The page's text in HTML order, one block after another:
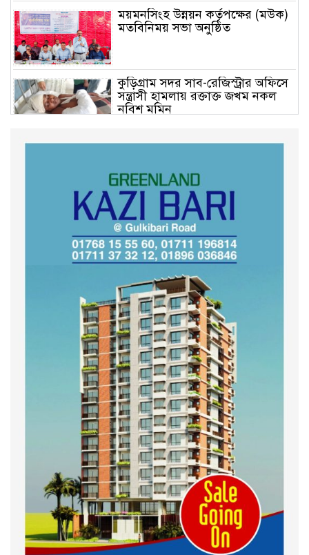
ময়মনসিংহ উন্নয়ন কর্তৃপক্ষের (মউক)
মতবিনিময় সভা অনুষ্ঠিত
কুড়িগ্রাম সদর সাব-রেজিস্ট্রার অফিসে
সন্ত্রাসী হামলায় রক্তাক্ত জখম নকল
নবিশ মমিন
অনুষ্ঠিত
কুড়িগ্রাম কৃষি বিশ্ববিদ্যালয়ের স্থায়ী
ক্যাম্পাস নির্মাণে ইউজিসির সমন্বয়
সভা অনুষ্ঠিত
শহীদদের অসম্পূর্ণ মিশন সম্পন্ন করে
তবেই আমরা তৃপ্তিভোজন করব-
মুফতি আলী হাসান উসামা
দেশ গড়তে জুলাই জাগরণ’ কর্মসূচির
অংশ হিসেবে এনসিপির জুলাই
পথসভসায়- নাসীরুদ্দীন পাটওয়ারী
ইসলামী ব্যাংক বাংলাদেশ পিলএলসি
ময়মনসিংহ শাখার গ্রাহক সমাবেশ
২০২৪ এর গণঅভ্যুত্থানের শহিদের
কবর জিয়ারত ও দোয়া করলেন
ময়মনসিংহ মহানগর জামায়াত